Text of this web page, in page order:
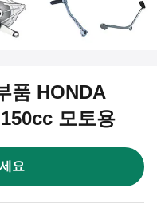
품 HONDA
모토용
요